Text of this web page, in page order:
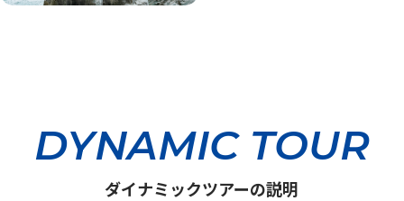
DYNAMIC TOUR
ダイナミックツアーの説明